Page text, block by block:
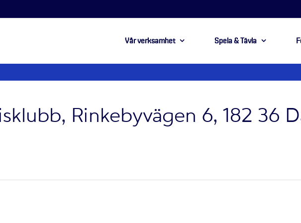
Vår verksamhet Spela & Tävla
Rinkebyvägen 6, 182 36